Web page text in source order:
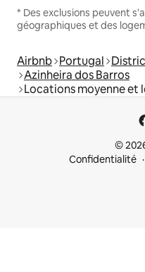
* Des exclusions peuvent
géographiques et des
Airbnb Portugal
Azinheira dos Barros
Locations moyenne et
©
Confidentialité